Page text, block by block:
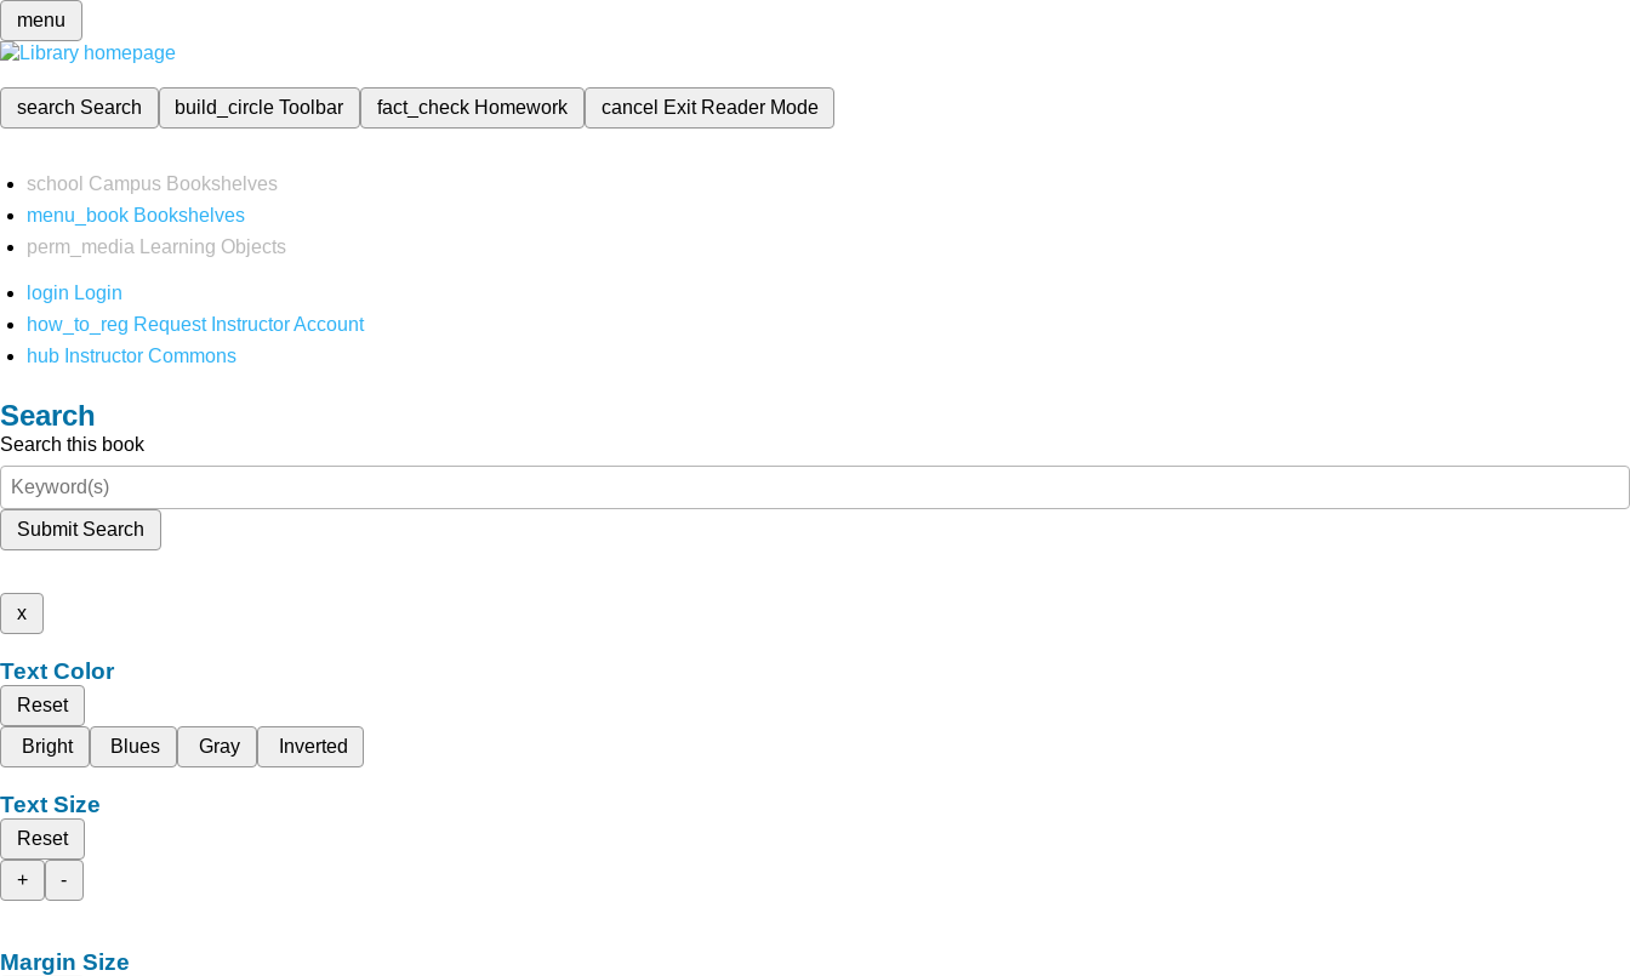
menu
search Search build_circleToolbar fact_check Homework cancel Exit Reader Mode
school Campus Bookshelves
menu_book Bookshelves
perm_media
Learning Objects
login Login
how_to_reg Request Instructor Account
hub Instructor Commons
Search
Search this book
Submit Search
x
Text Color
Reset
Bright
Blues Gray Inverted
Text Size
Reset
+
-
Margin Size